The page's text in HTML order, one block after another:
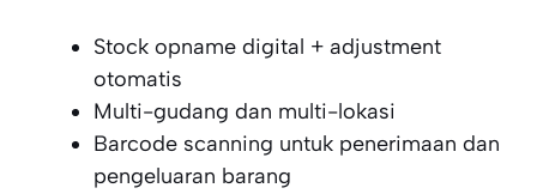
Stock opname digital + adjustment
otomatis
Multi-gudang dan multi-lokasi
Barcode scanning untuk penerimaan dan
pengeluaran barang